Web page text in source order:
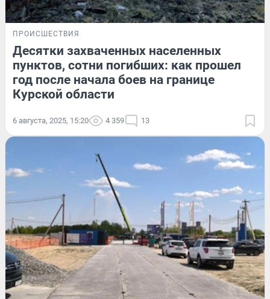
ПРОИСШЕСТВИЯ
Десятки захваченных населенных
пунктов, сотни погибших: как прошел
год после начала боев на границе
Курской области
6 августа, 2025, 15:20 4 359 13